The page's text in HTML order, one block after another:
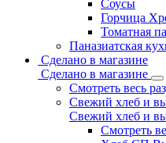
Соусы
Горчица
Томатная
Паназиатская
Сделано в магазине
Сделано в магазине
Смотреть весь
Свежий хлеб и
Свежий хлеб и
Смотреть